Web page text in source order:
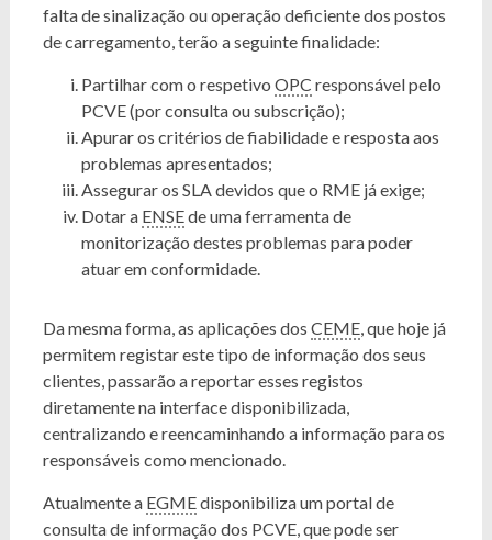
falta de sinalização ou operação deficiente dos postos
de carregamento, terão a seguinte finalidade:
Partilhar com o respetivo OPC responsável pelo
PCVE (por consulta ou subscrição);
Apurar os critérios de fiabilidade e resposta aos
problemas apresentados;
Assegurar os SLA devidos que o RME já exige;
Dotar a ENSEde uma ferramenta de
monitorização destes problemas para poder
atuar em conformidade.
Da mesma forma, as aplicações dos CEME, que hoje já
permitem registar este tipo de informação dos seus
clientes, passarão a reportar esses registos
diretamente na interface disponibilizada,
centralizando e reencaminhando a informação para os
responsáveis como mencionado.
Atualmente a EGMEdisponibiliza um portal de
consulta de informação dos PCVE, que pode ser